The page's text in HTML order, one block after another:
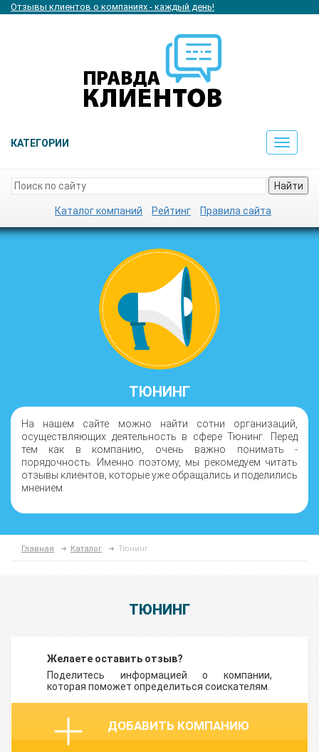
Отзывы клиентов о компаниях - каждый день!
КАТЕГОРИИ
Toggle
Найти
Каталог компаний Рейтинг Правила сайта
ТЮНИНГ
На нашем сайте можно найти сотни организаций,
осуществляющих деятельность в сфере Тюнинг. Перед
тем как в компанию, очень важно понимать -
порядочность. Именно поэтому, мы рекомедуем читать
отзывы клиентов, которые уже обращались и поделились
мнением.
Главная Каталог Тюнинг
ТЮНИНГ
Желаете оставить отзыв?
Поделитесь информацией о компании,
которая поможет определиться соискателям.
ДОБАВИТЬ КОМПАНИЮ